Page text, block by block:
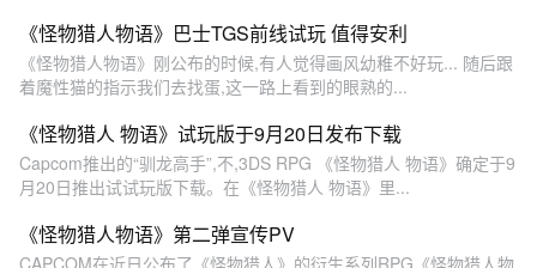
《怪物猎人物语》巴士TGS前线试玩 值得安利
《怪物猎人物语》刚公布的时候,有人觉得画风幼稚不好玩... 随后跟
着魔性猫的指示我们去找蛋,这一路上看到的眼熟的...
《怪物猎人 物语》试玩版于9月20日发布下载
Capcom推出的“驯龙高手”,不,3DS RPG 《怪物猎人 物语》确定于9
月20日推出试试玩版下载。在《怪物猎人 物语》里...
《怪物猎人物语》第二弹宣传PV